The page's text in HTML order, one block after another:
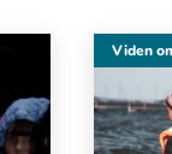
Viden